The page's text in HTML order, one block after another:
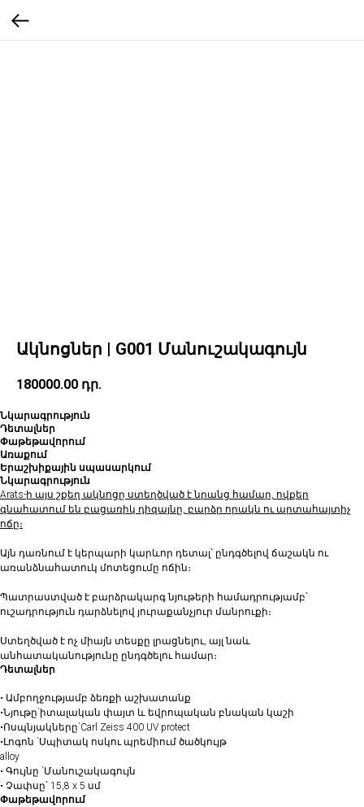
Ակնոցներ | G001 Մանուշակագույն
180000.00 դր.
Նկարագրություն
Դետալներ
Փաթեթավորում
Առաքում
Երաշխիքային սպասարկում
Նկարագրություն
Arats-ի այս շքեղ ակնոցը ստեղծված է նրանց համար, ովքեր
գնահատում են բացառիկ դիզայնը, բարձր որակն ու արտահայտիչ
ոճը։
Այն դառնում է կերպարի կարևոր դետալ՝ ընդգծելով ճաշակն ու
առանձնահատուկ մոտեցումը ոճին։
Պատրաստված է բարձրակարգ նյութերի համադրությամբ՝
ուշադրություն դարձնելով յուրաքանչյուր մանրուքի։
Ստեղծված է ոչ միայն տեսքը լրացնելու, այլ նաև
անհատականությունը ընդգծելու համար։
Դետալներ
• Ամբողջությամբ ձեռքի աշխատանք
•Նյութը`իտալական փայտ և եվրոպական բնական կաշի
•Ոսպնյակները`Carl Zeiss 400 UV protect
•Լոգոն `Սպիտակ ոսկու պրեմիում ծածկույթ
alloy
• ⁠Գույնը `Մանուշակագույն
• Չափսը՝ 15,8 x 5 սմ
Փաթեթավորում